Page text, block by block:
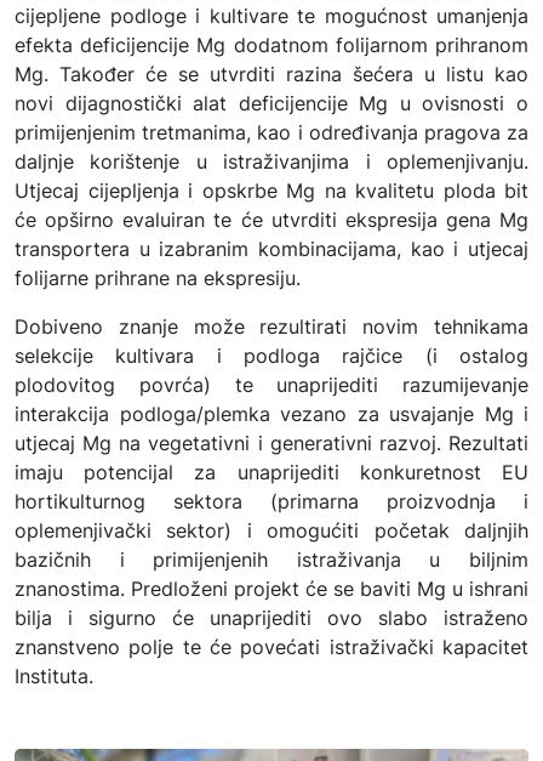
cijepljene podloge i kultivare te mogućnost umanjenja
efekta deficijencije Mg dodatnom folijarnom prihranom
Mg. Također će se utvrditi razina šećera u listu kao
novi dijagnostički alat deficijencije Mg u ovisnosti o
primijenjenim tretmanima, kao i određivanja pragova za
daljnje korištenje u istraživanjima i oplemenjivanju.
Utjecaj cijepljenja i opskrbe Mg na kvalitetu ploda bit
će opširno evaluiran te će utvrditi ekspresija gena Mg
transportera u izabranim kombinacijama, kao i utjecaj
folijarne prihrane na ekspresiju.
Dobiveno znanje može rezultirati novim tehnikama
selekcije kultivara i podloga rajčice (i ostalog
plodovitog povrća) te unaprijediti razumijevanje
interakcija podloga/plemka vezano za usvajanje Mg i
utjecaj Mg na vegetativni i generativni razvoj. Rezultati
imaju potencijal za unaprijediti konkuretnost EU
hortikulturnog sektora (primarna proizvodnja i
oplemenjivački sektor) i omogućiti početak daljnjih
bazičnih i primijenjenih istraživanja u biljnim
znanostima. Predloženi projekt će se baviti Mg u ishrani
bilja i sigurno će unaprijediti ovo slabo istraženo
znanstveno polje te će povećati istraživački kapacitet
Instituta.